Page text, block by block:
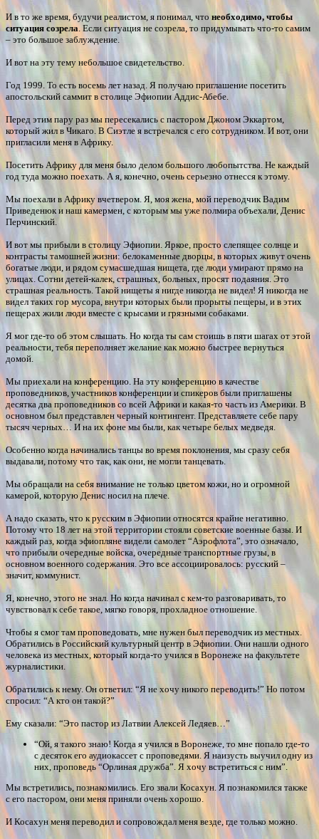
И в то же время, будучи реалистом, я понимал, что необходимо, чтобы
ситуация созрела . Если ситуация не созрела, то придумывать что-то самим
– это большое заблуждение.
И вот на эту тему небольшое свидетельство.
Год 1999. То есть восемь лет назад. Я получаю приглашение посетить
апостольский саммит в столице Эфиопии Аддис-Абебе.
Перед этим пару раз мы пересекались с пастором Джоном Эккартом,
который жил в Чикаго. В Сиэтле я встречался с его сотрудником. И вот, они
пригласили меня в Африку.
Посетить Африку для меня было делом большого любопытства. Не каждый
год туда можно поехать. А я, конечно, очень серьезно отнесся к этому.
Мы поехали в Африку вчетвером. Я, моя жена, мой переводчик Вадим
Приведенюк и наш камермен, с которым мы уже полмира объехали, Денис
Перчинский.
И вот мы прибыли в столицу Эфиопии. Яркое, просто слепящее солнце и
контрасты тамошней жизни: белокаменные дворцы, в которых живут очень
богатые люди, и рядом сумасшедшая нищета, где люди умирают прямо на
улицах. Сотни детей-калек, страшных, больных, просят подаяния. Это
страшная реальность. Такой нищеты я нигде никогда не видел! Я никогда не
видел таких гор мусора, внутри которых были прорыты пещеры, и в этих
пещерах жили люди вместе с крысами и грязными собаками.
Я мог где-то об этом слышать. Но когда ты сам стоишь в пяти шагах от этой
реальности, тебя переполняет желание как можно быстрее вернуться
домой.
Мы приехали на конференцию. На эту конференцию в качестве
проповедников, участников конференции и спикеров были приглашены
десятка два проповедников со всей Африки и какая-то часть из Америки. В
основном был представлен черный контингент. Представляете себе пару
тысяч черных… И на их фоне мы были, как четыре белых медведя.
Особенно когда начинались танцы во время поклонения, мы сразу себя
выдавали, потому что так, как они, не могли танцевать.
Мы обращали на себя внимание не только цветом кожи, но и огромной
камерой, которую Денис носил на плече.
А надо сказать, что к русским в Эфиопии относятся крайне негативно.
Потому что 18 лет на этой территории стояли советские военные базы. И
каждый раз, когда эфиопляне видели самолет “Аэрофлота”, это означало,
что прибыли очередные войска, очередные транспортные грузы, в
основном военного содержания. Это все ассоциировалось: русский –
значит, коммунист.
Я, конечно, этого не знал. Но когда начинал с кем-то разговаривать, то
чувствовал к себе такое, мягко говоря, прохладное отношение.
Чтобы я смог там проповедовать, мне нужен был переводчик из местных.
Обратились в Российский культурный центр в Эфиопии. Они нашли одного
человека из местных, который когда-то учился в Воронеже на факультете
журналистики.
Обратились к нему. Он ответил: “Я не хочу никого переводить!” Но потом
спросил: “А кто он такой?”
Ему сказали: “Это пастор из Латвии Алексей Ледяев…”
“Ой, я такого знаю! Когда я учился в Воронеже, то мне попало где-то
с десяток его аудиокассет с проповедями. Я наизусть выучил одну из
них, проповедь “Орлиная дружба”. Я хочу встретиться с ним”.
Мы встретились, познакомились. Его звали Косахун. Я познакомился также
с его пастором, они меня приняли очень хорошо.
И Косахун меня переводил и сопровождал меня везде, где только можно.